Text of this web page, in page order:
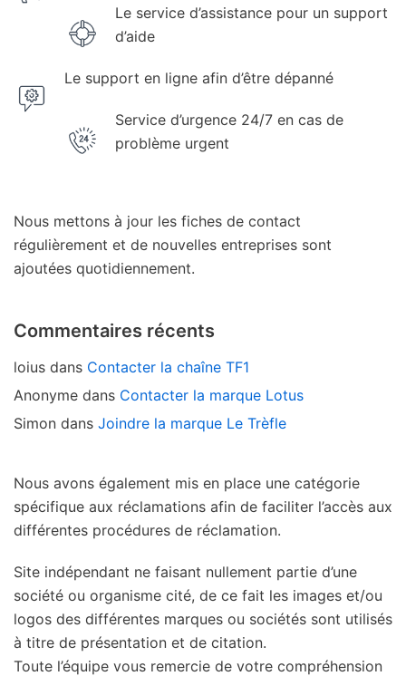
Le service d’assistance pour un support
d’aide
Le support en ligne afin d’être dépanné
Service d’urgence 24/7 en cas de
problème urgent
Nous mettons à jour les fiches de contact
régulièrement et de nouvelles entreprises sont
ajoutées quotidiennement.
Commentaires récents
loius dans Contacter la chaîne TF1
Anonyme dans Contacter la marque Lotus
Simon dans Joindre la marque Le Trèfle
Nous avons également mis en place une catégorie
spécifique aux réclamations afin de faciliter l’accès aux
différentes procédures de réclamation.
Site indépendant ne faisant nullement partie d’une
société ou organisme cité, de ce fait les images et/ou
logos des différentes marques ou sociétés sont utilisés
à titre de présentation et de citation.
Toute l’équipe vous remercie de votre compréhension